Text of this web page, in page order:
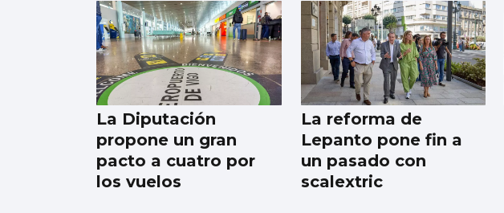
La Diputación
propone un gran
pacto a cuatro por
los vuelos
La reforma de
Lepanto pone fin a
un pasado con
scalextric